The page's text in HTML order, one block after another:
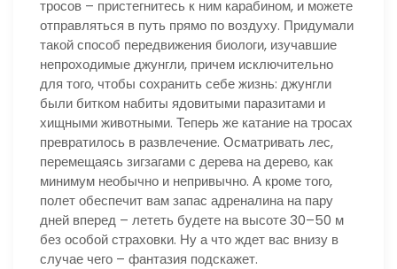
тросов – пристегнитесь к ним карабином, и можете
отправляться в путь прямо по воздуху. Придумали
такой способ передвижения биологи, изучавшие
непроходимые джунгли, причем исключительно
для того, чтобы сохранить себе жизнь: джунгли
были битком набиты ядовитыми паразитами и
хищными животными. Теперь же катание на тросах
превратилось в развлечение. Осматривать лес,
перемещаясь зигзагами с дерева на дерево, как
минимум необычно и непривычно. А кроме того,
полет обеспечит вам запас адреналина на пару
дней вперед – лететь будете на высоте 30–50 м
без особой страховки. Ну а что ждет вас внизу в
случае чего – фантазия подскажет.